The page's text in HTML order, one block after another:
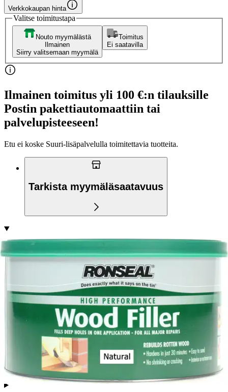
Verkkokaupan hinta
Valitse toimitustapa
Nouto myymälästä
Ilmainen
Siirry valitsemaan myymälä
Toimitus
Ei saatavilla
Ilmainen toimitus yli 100 €:n tilauksille
Postin pakettiautomaattiin tai
palvelupisteeseen!
Etu ei koske Suuri‑lisäpalvelulla toimitettavia tuotteita.
Tarkista myymäläsaatavuus
Tuotekuvaus
Erittäin kestävä ja muotoiltava Ronseal® High Performance Wood
Filler 2K puukitti soveltuu suuriin korjaustöihin ja täyttöihin sekä
lahon puun korjaukseen sisä- ja ulkotiloissa. Erinomainen
esimerkiksi huonekaluille, paneeleille, hirsille, oville, ikkunalistoille
ja karmeille. Ronseal® High Performance Wood Filler puukitti
kuivuu läpikuivaksi 30 min. kuluessa. Kitti ei kutistu eikä halkeile,
ja sitä voi naulata, porata, hioa, höylätä tai ruuvata ilman
murenemista. Kitattu pinta voidaan pintakäsitellä vesi- ja
liuotinohenteisella maalilla, lakalla tai puunsuoja-aineella.